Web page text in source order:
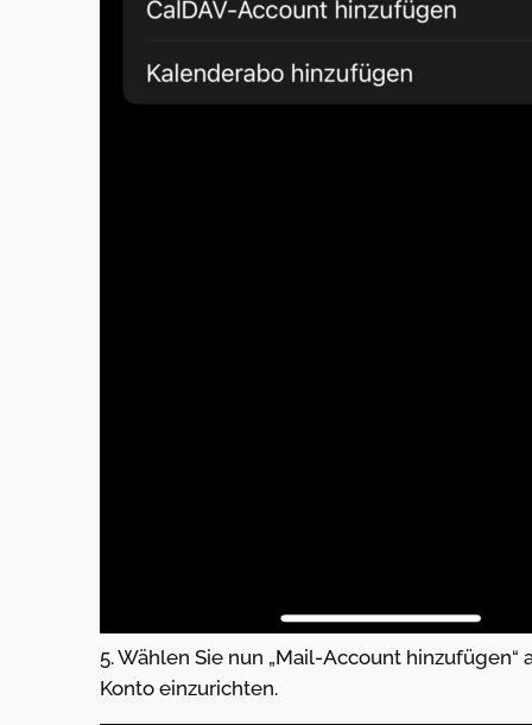
5. Wählen Sie nun „Mail-Account hinzufügen“
Konto einzurichten.